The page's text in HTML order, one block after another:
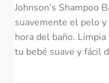
Johnson’s Shampoo
suavemente el pelo
hora del baño.
tu bebé suave y fácil